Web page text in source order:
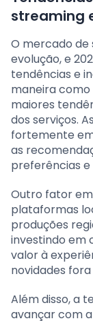
streaming
O mercado
evolução, e
tendências e
maneira como
maiores
dos serviços.
fortemente
as
preferências
Outro fator
plataformas
produções
investindo em
valor à
novidades
Além disso, a
avançar com a